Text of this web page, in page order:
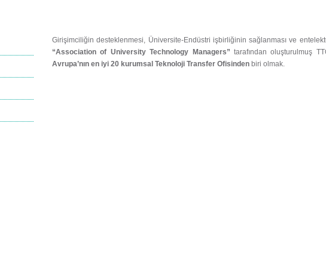
Girişimciliğin desteklenmesi, Üniversite-Endüstri işbirliğinin sağlanması ve
“Association of University Technology Managers” tarafından oluşturulmuş
Avrupa’nın en iyi 20 kurumsal Teknoloji Transfer Ofisinden biri olmak.